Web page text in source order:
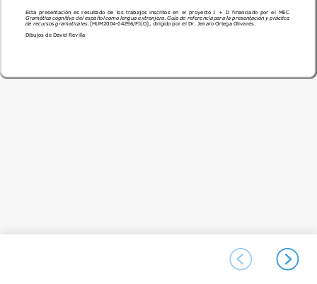
Esta presentación es resultado de los trabajos inscritos en el proyecto I + D financiado por el MEC
Gramáticacognitivadelespañolcomolenguaextranjera.Guíadereferenciaparalapresentaciónypráctica
derecursosgramaticales.[HUM2004-04296/FILO], dirigidoporel Dr. JenaroOrtegaOlivares.
DibujosdeDavidRevilla